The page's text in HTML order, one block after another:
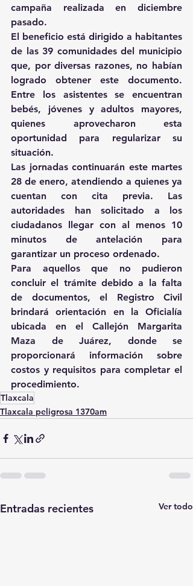
campaña realizada en diciembre
pasado.
El beneficio está dirigido a habitantes
de las 39 comunidades del municipio
que, por diversas razones, no habían
logrado obtener este documento.
Entre los asistentes se encuentran
bebés, jóvenes y adultos mayores,
quienes aprovecharon esta
oportunidad para regularizar su
situación.
Las jornadas continuarán este martes
28 de enero, atendiendo a quienes ya
cuentan con cita previa. Las
autoridades han solicitado a los
ciudadanos llegar con al menos 10
minutos de antelación para
garantizar un proceso ordenado.
Para aquellos que no pudieron
concluir el trámite debido a la falta
de documentos, el Registro Civil
brindará orientación en la Oficialía
ubicada en el Callejón Margarita
Maza de Juárez, donde se
proporcionará información sobre
costos y requisitos para completar el
procedimiento.
Tlaxcala
Tlaxcala peligrosa 1370am
Entradas recientes Ver todo